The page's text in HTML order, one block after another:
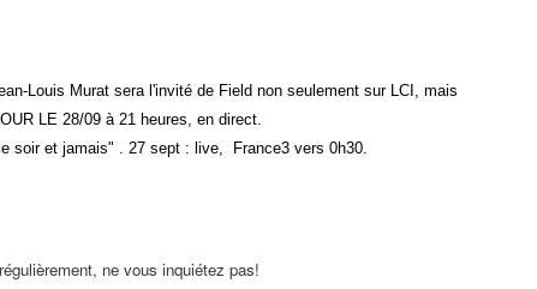
Louis Murat sera l'invité de Field non seulement sur LCI, mais
LE 28/09 à 21 heures, en direct.
soir et jamais" . 27 sept : live, France3 vers 0h30.
ne vous inquiétez pas!